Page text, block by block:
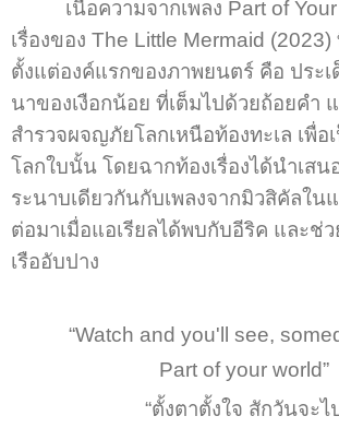
เนื้อความจากเพลง Part of Your
เรื่องของ The Little Mermaid
ตั้งแต่องค์แรกของภาพยนตร์ คือ ประ
นาของเงือกน้อย ที่เต็มไปด้วยถ้อยคำ
สำรวจผจญภัยโลกเหนือท้องทะเล เพื่
โลกใบนั้น โดยฉากท้องเรื่องได้นำเสนอ
ระนาบเดียวกันกับเพลงจากมิวสิคัลใน
ต่อมาเมื่อแอเรียลได้พบกับอีริค และช่
เรืออับปาง
“Watch and you'll see,
Part of your world”
“ตั้งตาตั้งใจ สักวันจะไป